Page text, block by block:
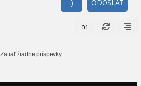
ODOSLAŤ
:)
01
Zatiaľ žiadne príspevky